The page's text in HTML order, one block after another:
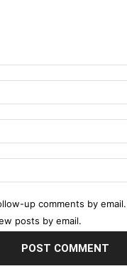
up comments by email.
posts by email.